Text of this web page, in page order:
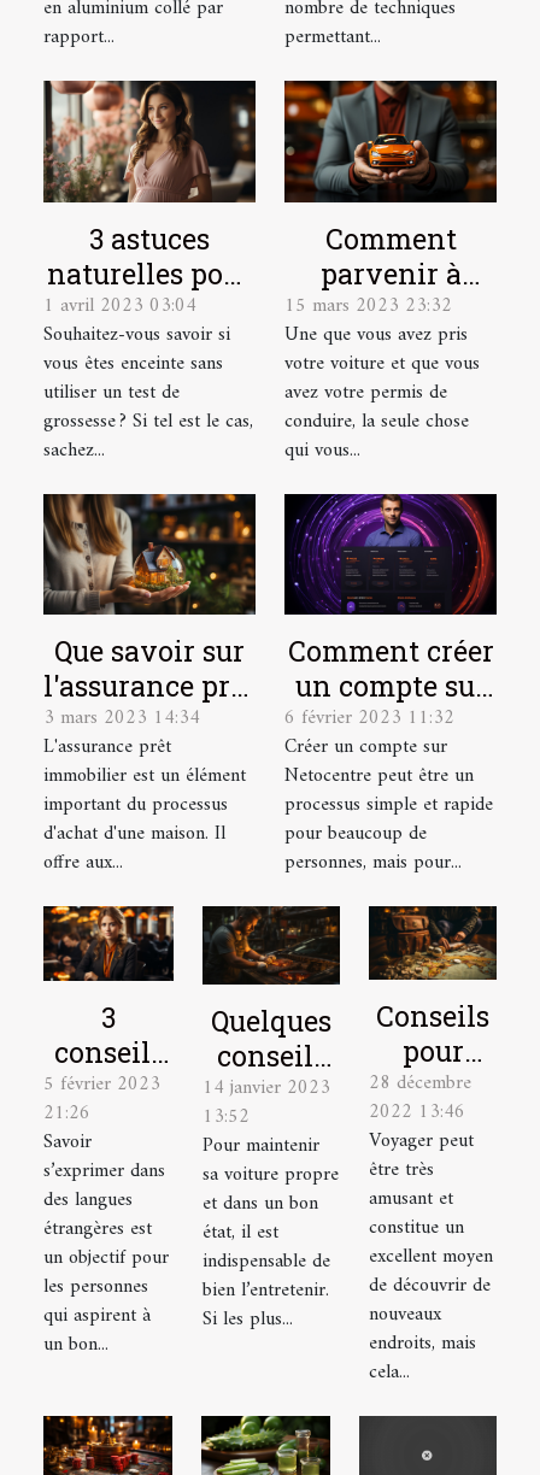
en aluminium collé par
rapport...
nombre de techniques
permettant...
3 astuces
naturelles pour
détecter une
grossesse
1 avril 2023 03:04
Souhaitez-vous savoir si
vous êtes enceinte sans
utiliser un test de
grossesse ? Si tel est le cas,
sachez...
Comment
parvenir à
dénicher une
bonne
assurance auto
?
15 mars 2023 23:32
Une que vous avez pris
votre voiture et que vous
avez votre permis de
conduire, la seule chose
qui vous...
Que savoir sur
l'assurance prêt
immobilier ?
3 mars 2023 14:34
L'assurance prêt
immobilier est un élément
important du processus
d'achat d'une maison. Il
offre aux...
Comment créer
un compte sur
Netocentre ?
6 février 2023 11:32
Créer un compte sur
Netocentre peut être un
processus simple et rapide
pour beaucoup de
personnes, mais pour...
3
conseils
pour
mieux
parler
une
langue
étrangère
5 février 2023
21:26
Savoir
s’exprimer dans
des langues
étrangères est
un objectif pour
les personnes
qui aspirent à
un bon...
Quelques
conseils
pour bien
entretenir
sa voiture
14 janvier 2023
13:52
Pour maintenir
sa voiture propre
et dans un bon
état, il est
indispensable de
bien l’entretenir.
Si les plus...
Conseils
pour
élaborer
le plan
de
voyage
idéal
28 décembre
2022 13:46
Voyager peut
être très
amusant et
constitue un
excellent moyen
de découvrir de
nouveaux
endroits, mais
cela...